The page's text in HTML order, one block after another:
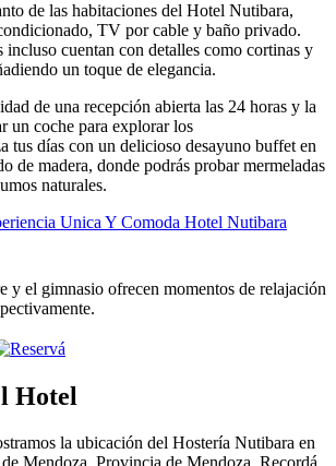
de las habitaciones del Hotel Nutibara,
TV por cable y baño privado.
incluso cuentan con detalles como cortinas y
un toque de elegancia.
de una recepción abierta las 24 horas y la
un coche para explorar los
tus días con un delicioso desayuno buffet en
de madera, donde podrás probar mermeladas
naturales.
y el gimnasio ofrecen momentos de relajación
Hotel
la ubicación del Hostería Nutibara en
Mendoza, Provincia de Mendoza. Recordá